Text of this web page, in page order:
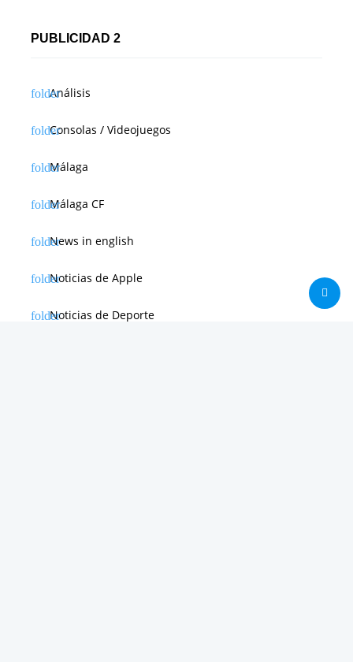
PUBLICIDAD 2
Análisis
Consolas / Videojuegos
Málaga
Málaga CF
News in english
Noticias de Apple
Noticias de Deporte